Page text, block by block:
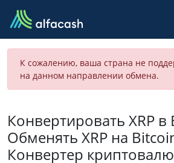
К сожалению, ваша страна не
на данном направлении обмена.
Конвертировать XRP в
Обменять XRP на
Конвертер